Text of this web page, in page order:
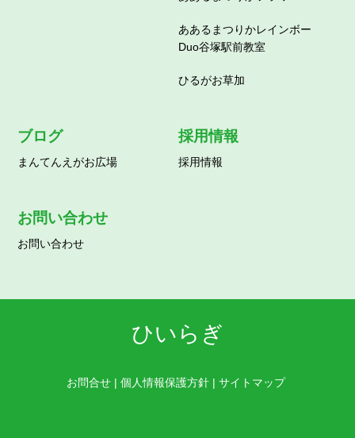
ああるまつりかレインボー
Duo谷塚駅前教室
ひるがお草加
ブログ
まんてんえがお広場
採用情報
採用情報
お問い合わせ
お問い合わせ
ひいらぎ
お問合せ | 個人情報保護方針 | サイトマップ